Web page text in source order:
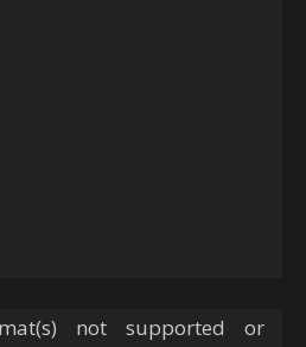
not supported or